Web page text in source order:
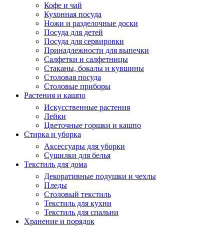
Кофе и чай
Кухонная посуда
Ножи и разделочные доски
Посуда для детей
Посуда для сервировки
Принадлежности для выпечки
Салфетки и салфетницы
Стаканы, бокалы и кувшины
Столовая посуда
Столовые приборы
Растения и кашпо
Искусственные растения
Лейки
Цветочные горшки и кашпо
Стирка и уборка
Аксессуары для уборки
Сушилки для белья
Текстиль для дома
Декоративные подушки и чехлы
Пледы
Столовый текстиль
Текстиль для кухни
Текстиль для спальни
Хранение и порядок